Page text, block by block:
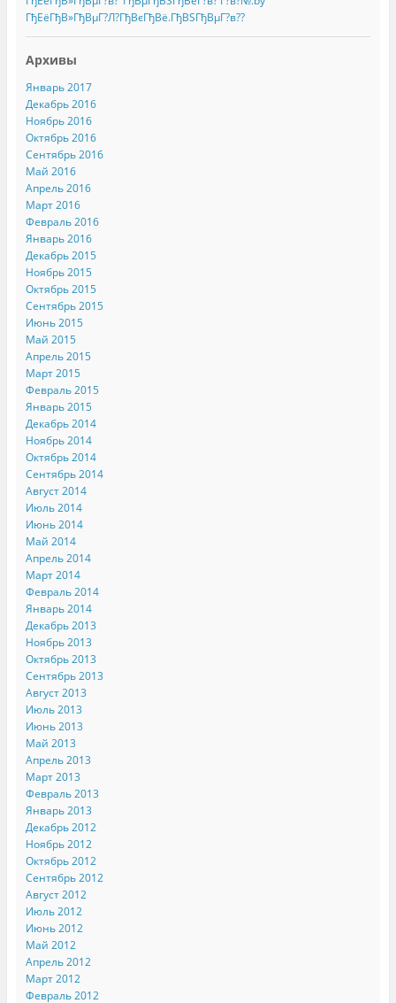
ГђЕёГђВ»ГђВµГ?Л?ГђВєГђВё.ГђВЅГђВµГ?в??
Архивы
Январь 2017
Декабрь 2016
Ноябрь 2016
Октябрь 2016
Сентябрь 2016
Май 2016
Апрель 2016
Март 2016
Февраль 2016
Январь 2016
Декабрь 2015
Ноябрь 2015
Октябрь 2015
Сентябрь 2015
Июнь 2015
Май 2015
Апрель 2015
Март 2015
Февраль 2015
Январь 2015
Декабрь 2014
Ноябрь 2014
Октябрь 2014
Сентябрь 2014
Август 2014
Июль 2014
Июнь 2014
Май 2014
Апрель 2014
Март 2014
Февраль 2014
Январь 2014
Декабрь 2013
Ноябрь 2013
Октябрь 2013
Сентябрь 2013
Август 2013
Июль 2013
Июнь 2013
Май 2013
Апрель 2013
Март 2013
Февраль 2013
Январь 2013
Декабрь 2012
Ноябрь 2012
Октябрь 2012
Сентябрь 2012
Август 2012
Июль 2012
Июнь 2012
Май 2012
Апрель 2012
Март 2012
Февраль 2012